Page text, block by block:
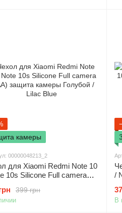
камеры
00000048213_2
для Xiaomi Redmi Note 10
10s Silicone Full camera
399 грн
/
В